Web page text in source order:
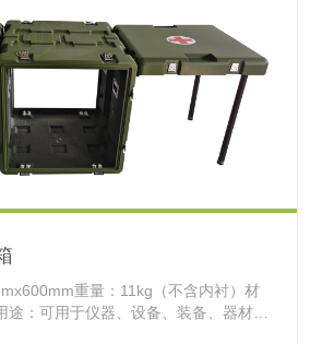
重量：11kg（不含内衬）材
途：可用于仪器、设备、装备、器材、